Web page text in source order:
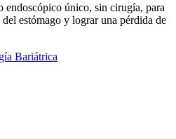
endoscópico único, sin cirugía, para
estómago y lograr una pérdida de
Bariátrica